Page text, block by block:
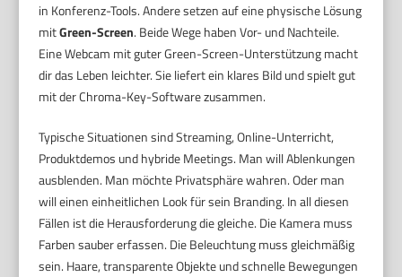
in Konferenz-Tools. Andere setzen auf eine physische Lösung
mitGreen-Screen. Beide Wege haben Vor- und Nachteile.
Eine Webcam mit guter Green-Screen-Unterstützung macht
dir das Leben leichter. Sie liefert ein klares Bild und spielt gut
mit der Chroma-Key-Software zusammen.
Typische Situationen sind Streaming, Online-Unterricht,
Produktdemos und hybride Meetings. Man will Ablenkungen
ausblenden. Man möchte Privatsphäre wahren. Oder man
will einen einheitlichen Look für sein Branding. In all diesen
Fällen ist die Herausforderung die gleiche. Die Kamera muss
Farben sauber erfassen. Die Beleuchtung muss gleichmäßig
sein. Haare, transparente Objekte und schnelle Bewegungen